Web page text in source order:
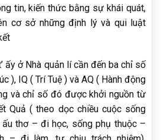
tin, kiến thức bằng sự khái quát,
cơ sở những định lý và qui luật
ấy ở Nhà quản lí cần đến ba chỉ số
), IQ ( Trí Tuệ ) và AQ ( Hành động
và chỉ số đó được khởi nguồn từ
Quả ( theo dọc chiều cuộc sống
thơ – đi học, sống phụ thuộc –